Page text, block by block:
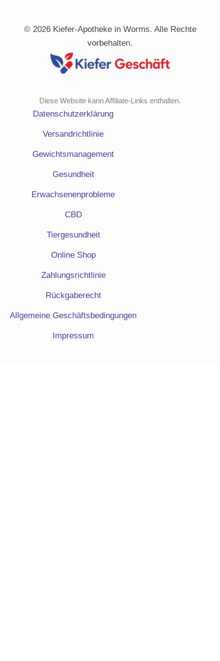
© 2026 Kiefer-Apotheke in Worms. Alle Rechte
vorbehalten.
Diese Website kann Affiliate-Links enthalten.
Datenschutzerklärung
Versandrichtlinie
Gewichtsmanagement
Gesundheit
Erwachsenenprobleme
CBD
Tiergesundheit
Online Shop
Zahlungsrichtlinie
Rückgaberecht
Allgemeine Geschäftsbedingungen
Impressum